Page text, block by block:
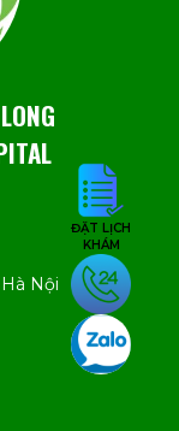
Nội
ĐẶT LỊCH
KHÁM